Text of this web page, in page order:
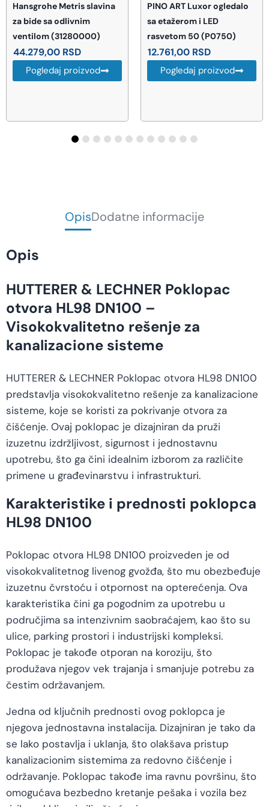
PINO ART Luxor ogledalo
sa etažerom i LED
rasvetom 50 (P0750)
12.761,00RSD
Pogledaj proizvod
PINO ART Albatros
ormarić sa ogledalom 60
(P0363)
10.064,00RSD
Pogledaj proizvod
OpisDodatne informacije
Opis
HUTTERER & LECHNER Poklopac
otvora HL98 DN100 –
Visokokvalitetno rešenje za
kanalizacione sisteme
HUTTERER & LECHNER Poklopac otvora HL98 DN100
predstavlja visokokvalitetno rešenje za kanalizacione
sisteme, koje se koristi za pokrivanje otvora za
čišćenje. Ovaj poklopac je dizajniran da pruži
izuzetnu izdržljivost, sigurnost i jednostavnu
upotrebu, što ga čini idealnim izborom za različite
primene u građevinarstvu i infrastrukturi.
Karakteristike i prednosti poklopca
HL98 DN100
Poklopac otvora HL98 DN100 proizveden je od
visokokvalitetnog livenog gvožđa, što mu obezbeđuje
izuzetnu čvrstoću i otpornost na opterećenja. Ova
karakteristika čini ga pogodnim za upotrebu u
područjima sa intenzivnim saobraćajem, kao što su
ulice, parking prostori i industrijski kompleksi.
Poklopac je takođe otporan na koroziju, što
produžava njegov vek trajanja i smanjuje potrebu za
čestim održavanjem.
Jedna od ključnih prednosti ovog poklopca je
njegova jednostavna instalacija. Dizajniran je tako da
se lako postavlja i uklanja, što olakšava pristup
kanalizacionim sistemima za redovno čišćenje i
održavanje. Poklopac takođe ima ravnu površinu, što
omogućava bezbedno kretanje pešaka i vozila bez